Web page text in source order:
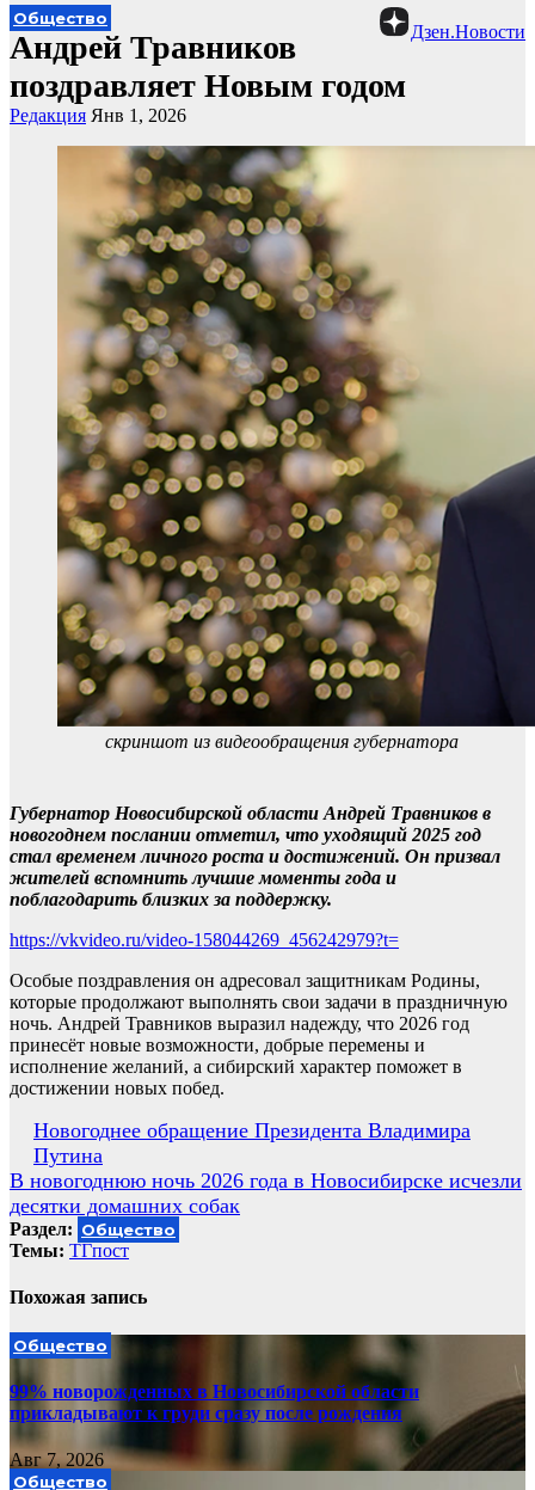
Дзен.Новости
Общество
Андрей Травников
поздравляет Новым годом
Редакция Янв 1, 2026
скриншот из видеообращения губернатора
Губернатор Новосибирской области Андрей Травников в
новогоднем послании отметил, что уходящий 2025 год
стал временем личного роста и достижений. Он призвал
жителей вспомнить лучшие моменты года и
поблагодарить близких за поддержку.
https://vkvideo.ru/video-158044269_456242979?t=
Особые поздравления он адресовал защитникам Родины,
которые продолжают выполнять свои задачи в праздничную
ночь. Андрей Травников выразил надежду, что 2026 год
принесёт новые возможности, добрые перемены и
исполнение желаний, а сибирский характер поможет в
достижении новых побед.
Навигация
по
записям
Новогоднее обращение Президента Владимира
Путина
В новогоднюю ночь 2026 года в Новосибирске исчезли
десятки домашних собак
Раздел: Общество
Темы: ТГпост
Похожая запись
Общество
99% новорожденных в Новосибирской области
прикладывают к груди сразу после рождения
Авг 7, 2026
Общество